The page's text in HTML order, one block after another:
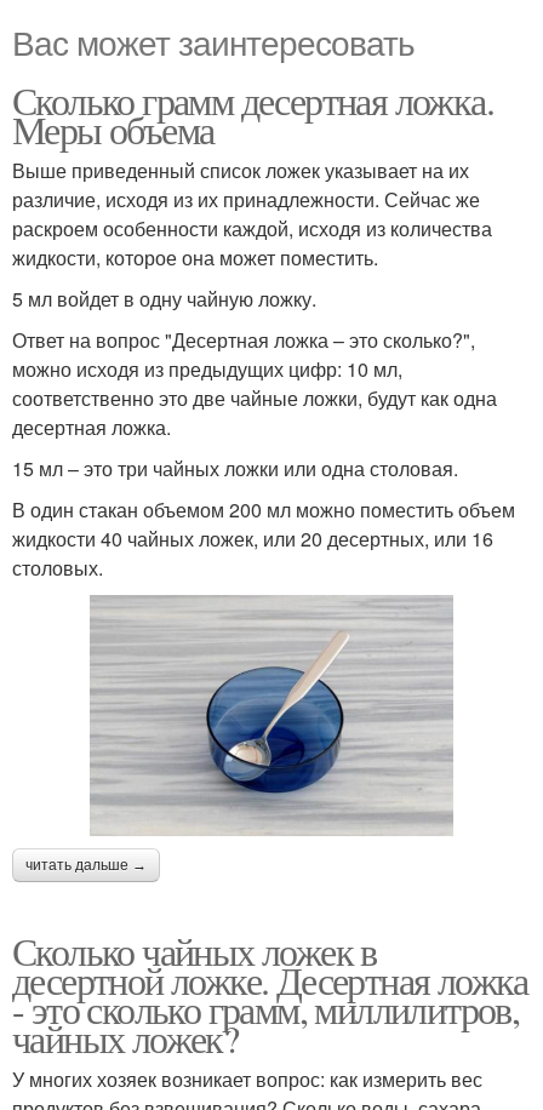
Вас может заинтересовать
Сколько грамм десертная ложка.
Меры объема
Выше приведенный список ложек указывает на их
различие, исходя из их принадлежности. Сейчас же
раскроем особенности каждой, исходя из количества
жидкости, которое она может поместить.
5 мл войдет в одну чайную ложку.
Ответ на вопрос "Десертная ложка – это сколько?",
можно исходя из предыдущих цифр: 10 мл,
соответственно это две чайные ложки, будут как одна
десертная ложка.
15 мл – это три чайных ложки или одна столовая.
В один стакан объемом 200 мл можно поместить объем
жидкости 40 чайных ложек, или 20 десертных, или 16
столовых.
читать дальше →
Сколько чайных ложек в
десертной ложке. Десертная ложка
- это сколько грамм, миллилитров,
чайных ложек?
У многих хозяек возникает вопрос: как измерить вес